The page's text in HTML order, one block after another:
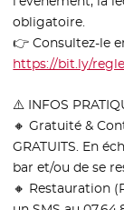
obligatoire.
👉 Consultez-le
https://bit.ly/
⚠️ INFOS
🔸 Gratuité &
GRATUITS. En
bar et/ou de se
🔸 Restauration